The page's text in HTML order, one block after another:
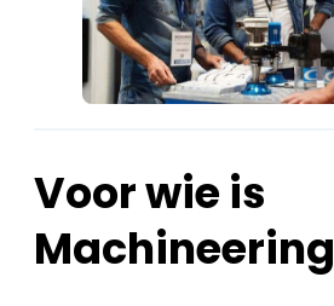
Voor wie is
Machineering